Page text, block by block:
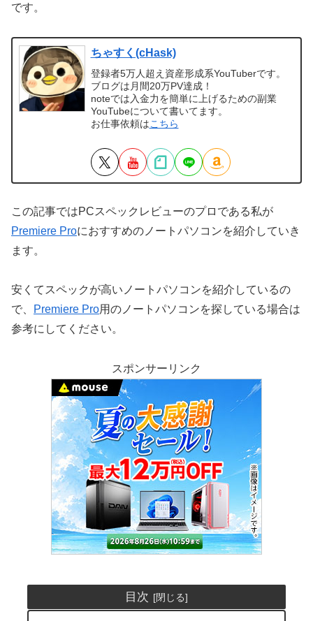
です。
ちゃすく(cHask)
登録者5万人超え資産形成系YouTuberです。
ブログは月間20万PV達成！
noteでは入金力を簡単に上げるための副業
YouTubeについて書いてます。
お仕事依頼はこちら
この記事ではPCスペックレビューのプロである私が
Premiere Proにおすすめのノートパソコンを紹介していき
ます。
安くてスペックが高いノートパソコンを紹介しているの
で、
Premiere Pro用のノートパソコンを探している場合は
参考にしてください。
スポンサーリンク
目次